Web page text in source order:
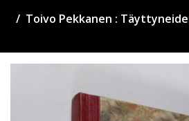
Toivo Pekkanen :